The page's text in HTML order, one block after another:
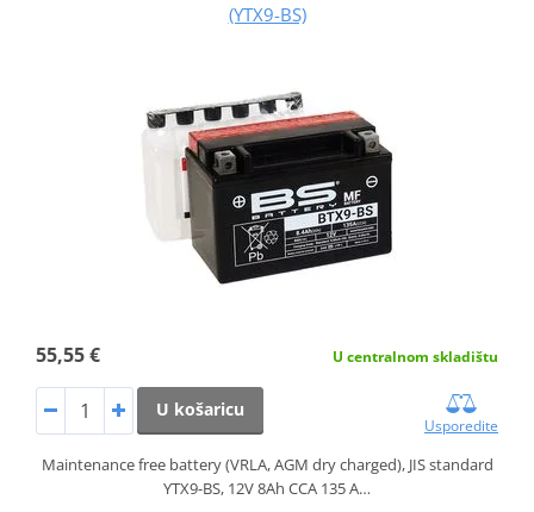
(YTX9-BS)
55,55 € U centralnom skladištu
U košaricu
Usporedite
Maintenance free battery (VRLA, AGM dry charged), JIS standard
YTX9-BS, 12V 8Ah CCA 135 A…